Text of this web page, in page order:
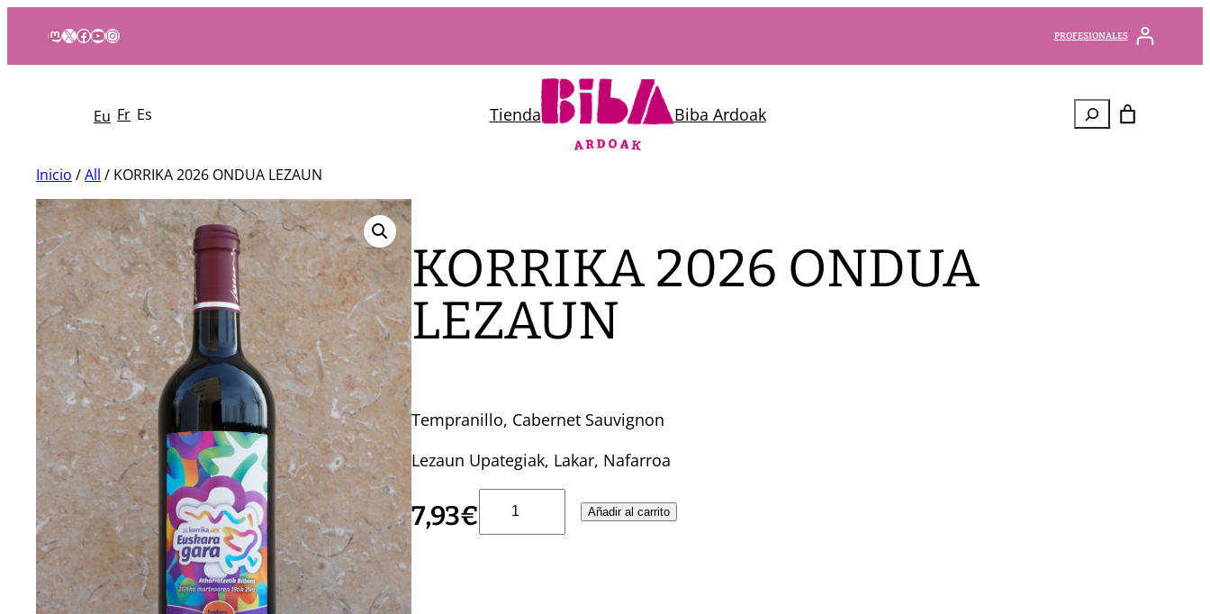
Mastodon
X Facebook
YouTube
Instagram PROFESIONALES
Eu Fr Es Tienda Biba Ardoak Buscar
Inicio /All / KORRIKA 2026 ONDUA LEZAUN
KORRIKA 2026 ONDUA
LEZAUN
Tempranillo, Cabernet Sauvignon
Lezaun Upategiak, Lakar, Nafarroa
7,93€ Añadir al carrito